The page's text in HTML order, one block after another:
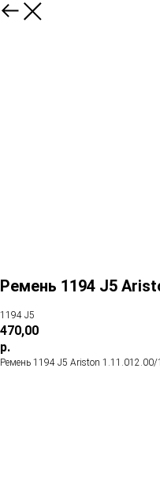
Ремень 1194 J5
1194 J5
470,00
р.
Ремень 1194 J5 Ariston